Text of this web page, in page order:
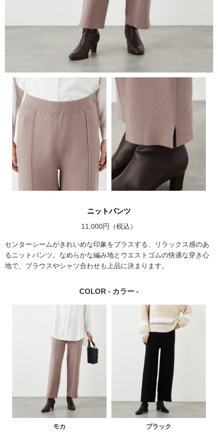
ニットパンツ
11,000円（税込）
センターシームがきれいめな印象をプラスする、リラックス感のあ
るニットパンツ。なめらかな編み地とウエストゴムの快適な穿き心
地で、ブラウスやシャツ合わせも上品に決まります。
COLOR - カラー -
モカ ブラック